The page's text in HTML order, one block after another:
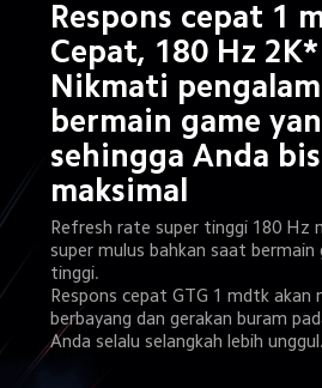
Respons cepat 1
Cepat, 180 Hz 2K*
Nikmati
bermain game
sehingga Anda
maksimal
Refresh rate super tinggi 180 Hz
super mulus bahkan saat bermain
tinggi.
Respons cepat GTG 1 mdtk akan
berbayang dan gerakan buram
Anda selalu selangkah lebih unggul.